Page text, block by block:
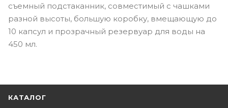
съемный подстаканник, совместимый с чашками
разной высоты, большую коробку, вмещающую до
10 капсул и прозрачный резервуар для воды на
450 мл.
КАТАЛОГ